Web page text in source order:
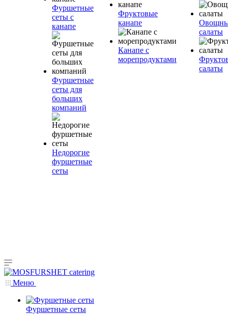
Фуршетные
сеты с
канапе
Фуршетные
сеты для
больших
компаний
Недорогие
фуршетные
сеты
Фруктовые
канапе
Канапе с
морепродуктами
салаты
салаты
Меню
Фуршетные сеты